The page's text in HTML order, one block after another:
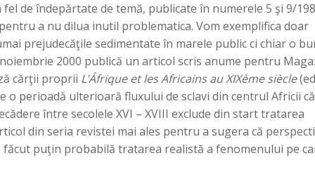
de îndepărtate de temă, publicate în numerele 5 şi 9/
a nu dilua inutil problematica. Vom exemplifica doar
prejudecăţile sedimentate în marele public ci chiar o
2000 publică un articol scris anume pentru
cărţii proprii L’Áfrique et les Africains au XIXème siècle
o perioadă ulterioară fluxului de sclavi din centrul Africii
între secolele XVI – XVIII exclude din start tratarea
din seria revistei mai ales pentru a sugera că
puţin probabilă tratarea realistă a fenomenului pe